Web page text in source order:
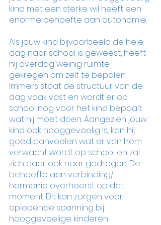
kind met een sterke wil heeft een
enorme behoefte aan autonomie.
Als jouw kind bijvoorbeeld de hele
dag naar school is geweest, heeft
hij overdag weinig ruimte
gekregen om zelf te bepalen.
Immers staat de structuur van de
dag vaak vast en wordt er op
school nog voor het kind bepaalt
wat hij moet doen. Aangezien jouw
kind ook hooggevoelig is, kan hij
goed aanvoelen wat er van hem
verwacht wordt op school en zal
zich daar ook naar gedragen. De
behoefte aan verbinding/
harmonie overheerst op dat
moment. Dit kan zorgen voor
oplopende spanning bij
hooggevoelige kinderen.